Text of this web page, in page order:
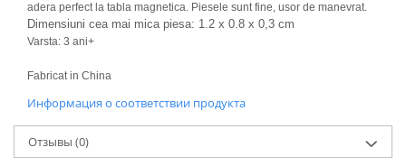
adera perfect la tabla magnetica. Piesele sunt fine, usor de manevrat.
Dimensiuni cea mai mica piesa: 1.2 x 0.8 x 0,3 cm
Varsta: 3 ani+
Fabricat in China
Информация о соответствии продукта
Отзывы (0)